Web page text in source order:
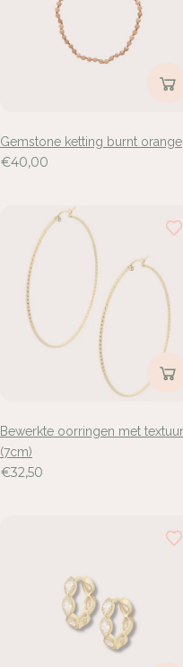
Gemstone ketting burnt orange
€40,00
Bewerkte oorringen met textuur
(7cm)
€32,50